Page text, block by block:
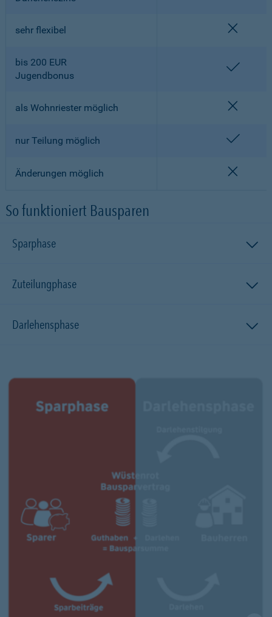
sehr flexibel
bis 200 EUR
Jugendbonus
als Wohnriester möglich
nur Teilung möglich
Änderungen möglich
So funktioniert Bausparen
Sparphase
Zuteilungphase
Darlehensphase